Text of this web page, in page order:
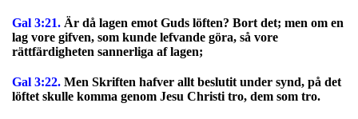
Gal 3:21. Är då lagen emot Guds löften? Bort det; men om en
lag vore gifven, som kunde lefvande göra, så vore
rättfärdigheten sannerliga af lagen;
Gal 3:22. Men Skriften hafver allt beslutit under synd, på det
löftet skulle komma genom Jesu Christi tro, dem som tro.